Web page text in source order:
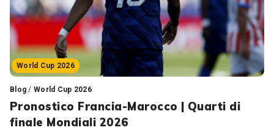
World Cup 2026
Blog / World Cup 2026
Pronostico Francia-Marocco | Quarti di
finale Mondiali 2026